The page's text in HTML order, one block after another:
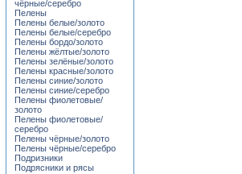
чёрные/серебро
Пелены
Пелены белые/золото
Пелены белые/серебро
Пелены бордо/золото
Пелены жёлтые/золото
Пелены зелёные/золото
Пелены красные/золото
Пелены синие/золото
Пелены синие/серебро
Пелены фиолетовые/
золото
Пелены фиолетовые/
серебро
Пелены чёрные/золото
Пелены чёрные/серебро
Подризники
Подрясники и рясы